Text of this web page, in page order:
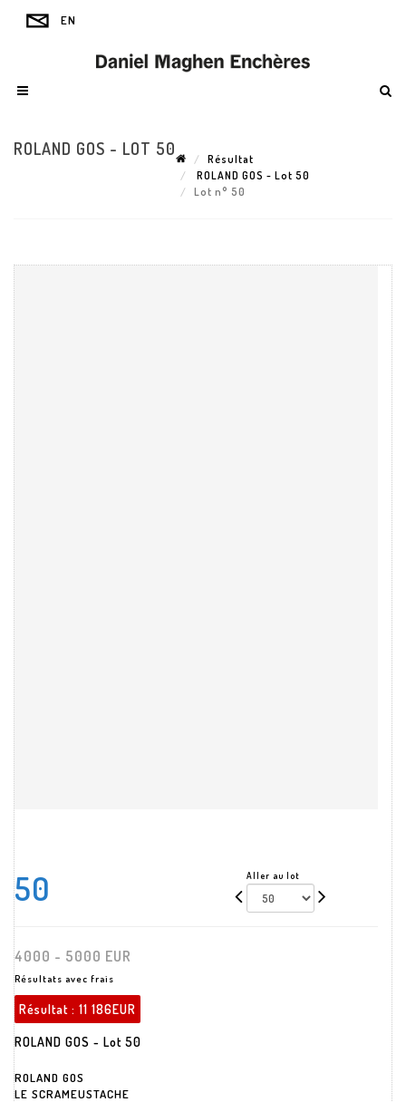
ROLAND GOS - LOT 50
Résultat
ROLAND GOS - Lot 50
Lot n° 50
50 Aller au lot
4000 - 5000 EUR
Résultats avec frais
Résultat : 11 186EUR
ROLAND GOS - Lot 50
ROLAND GOS
LE SCRAMEUSTACHE